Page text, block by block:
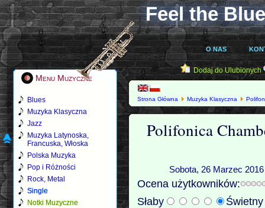
Feel the
O NAS
Menu Muzyczne
Blues
Muzyka Klasyczna
Jazz
Muzyka Latynoska,
Francuska, Włoska
Polska Muzyka
Pop i Różności
Rock, Metal
Single
Notki Muzyczne
Dodaj do Ulubionych
Strona Główna Muzyka Klasyczna
(2013)
Polifonica
Sobota, 26 Marzec
Ocena użytkowników:
Słaby